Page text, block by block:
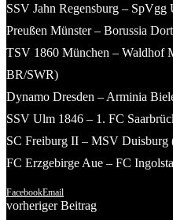
SSV Jahn Regensburg –
Preußen Münster – Borussia
TSV 1860 München – Waldhof
BR/SWR)
Dynamo Dresden – Arminia
SSV Ulm 1846 – 1. FC
SC Freiburg II – MSV Duisburg
FC Erzgebirge Aue – FC
FacebookEmail
vorheriger Beitrag